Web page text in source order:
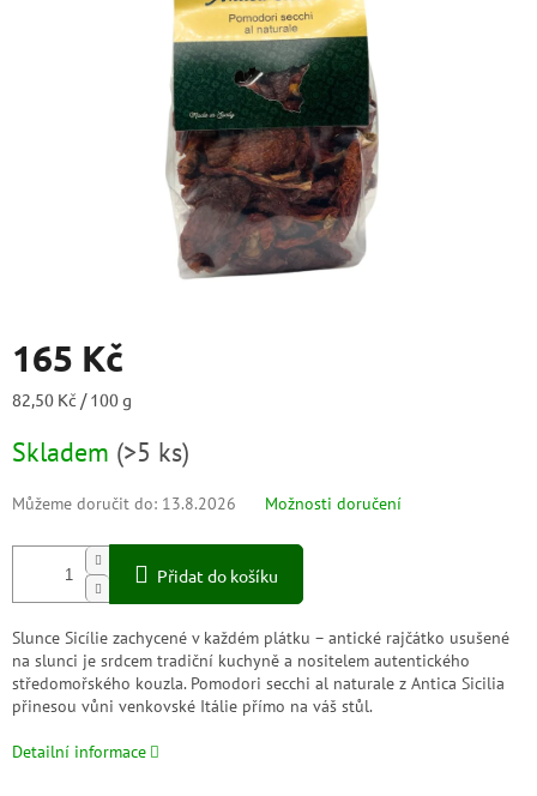
165 Kč
Měrná
82,50 Kč / 100 g
Skladem (>5 ks)
Můžeme doručit do: 13.8.2026 Možnosti doručení
Přidat do košíku
Slunce Sicílie zachycené v každém plátku – antické rajčátko usušené
na slunci je srdcem tradiční kuchyně a nositelem autentického
středomořského kouzla. Pomodori secchi al naturale z Antica Sicilia
přinesou vůni venkovské Itálie přímo na váš stůl.
Detailní informace